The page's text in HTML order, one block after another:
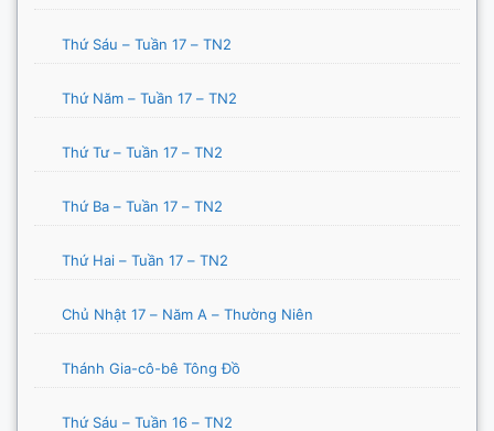
Thứ Sáu – Tuần 17 – TN2
Thứ Năm – Tuần 17 – TN2
Thứ Tư – Tuần 17 – TN2
Thứ Ba – Tuần 17 – TN2
Thứ Hai – Tuần 17 – TN2
Chủ Nhật 17 – Năm A – Thường Niên
Thánh Gia-cô-bê Tông Đồ
Thứ Sáu – Tuần 16 – TN2